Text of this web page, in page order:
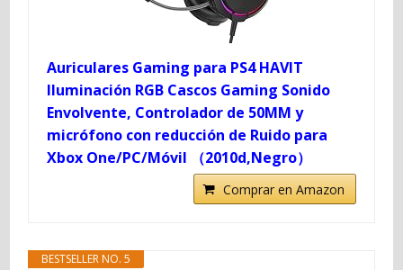
Auriculares Gaming para PS4 HAVIT
Iluminación RGB Cascos Gaming Sonido
Envolvente, Controlador de 50MM y
micrófono con reducción de Ruido para
Xbox One/PC/Móvil （2010d,Negro）
Comprar en Amazon
BESTSELLER NO. 5